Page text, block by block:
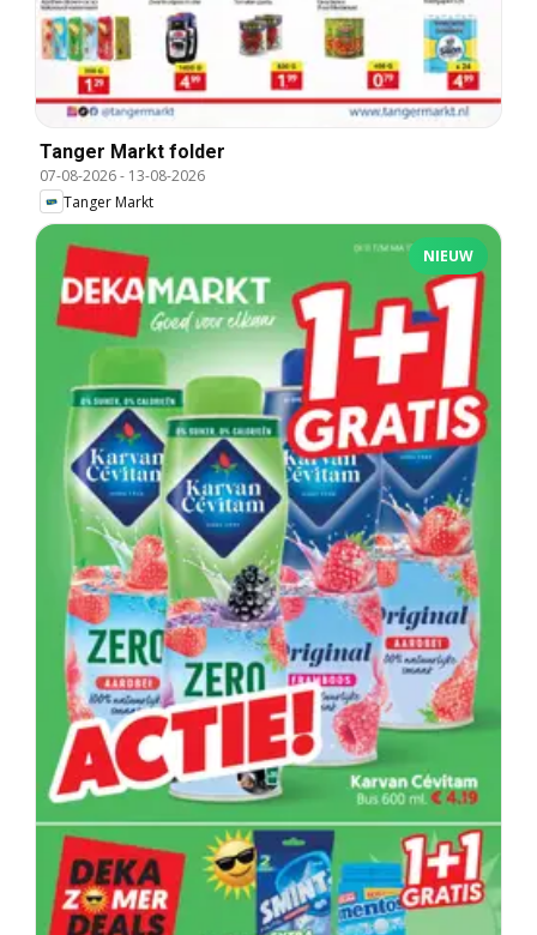
Tanger Markt folder
07-08-2026- 13-08-2026
Tanger Markt
NIEUW